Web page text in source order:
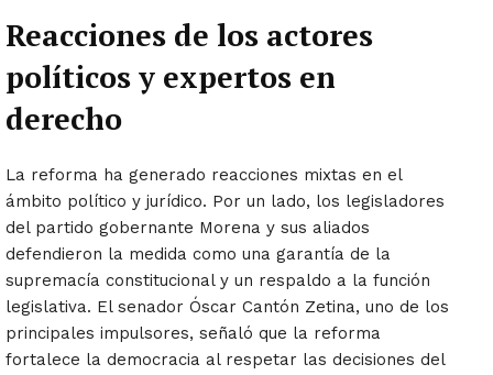
Reacciones de los actores
políticos y expertos en
derecho
La reforma ha generado reacciones mixtas en el
ámbito político y jurídico. Por un lado, los legisladores
del partido gobernante Morena y sus aliados
defendieron la medida como una garantía de la
supremacía constitucional y un respaldo a la función
legislativa. El senador Óscar Cantón Zetina, uno de los
principales impulsores, señaló que la reforma
fortalece la democracia al respetar las decisiones del